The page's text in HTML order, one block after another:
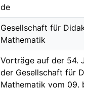
de
Gesellschaft für
Mathematik
Vorträge auf der 54.
der Gesellschaft für
Mathematik vom 09.